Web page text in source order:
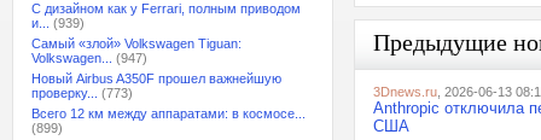
С дизайном как у Ferrari, полным приводом
и...
(939)
Самый «злой» Volkswagen Tiguan:
Volkswagen...
(947)
Новый Airbus A350F прошел важнейшую
проверку...
(773)
Всего 12 км между аппаратами: в космосе...
(899)
Предыдущие
3Dnews.ru , 2026-06-13
Anthropic отключила
США